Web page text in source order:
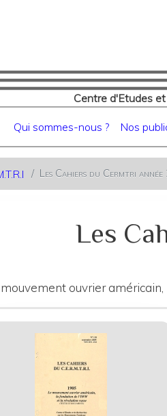
de
Centre d'Etudes
principale
Qui sommes-nous ? Nos
Les Cahiers du Cermtri
Les
ouvrier